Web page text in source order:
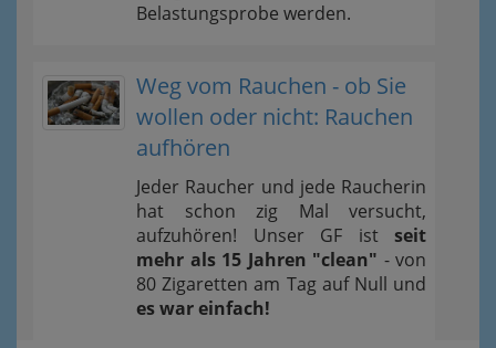
Belastungsprobe werden.
Weg vom Rauchen - ob Sie
wollen oder nicht: Rauchen
aufhören
Jeder Raucher und jede Raucherin
hat schon zig Mal versucht,
aufzuhören! Unser GF ist seit
mehr als 15 Jahren "clean" - von
80 Zigaretten am Tag auf Null und
es war einfach!